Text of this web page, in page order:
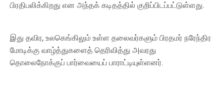
பிரதிபலிக்கிறது என அந்தக் கடிதத்தில் குறிப்பிடப்பட்டுள்ளது.
இது தவிர, உலகெங்கிலும் உள்ள தலைவர்களும் பிரதமர் நரேந்திர
மோடிக்கு வாழ்த்துகளைத் தெரிவித்து அவரது
தொலைநோக்குப் பார்வையைப் பாராட்டியுள்ளனர்.